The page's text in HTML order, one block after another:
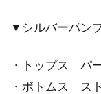
▼シルバーパン
・トップス パ
・ボトムス ス